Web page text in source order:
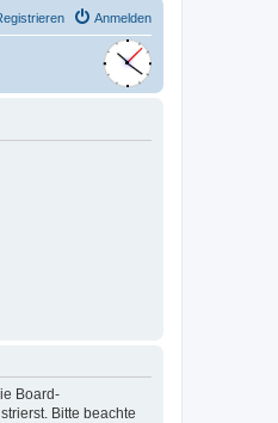
Anmelden
Board-
Bitte beachte